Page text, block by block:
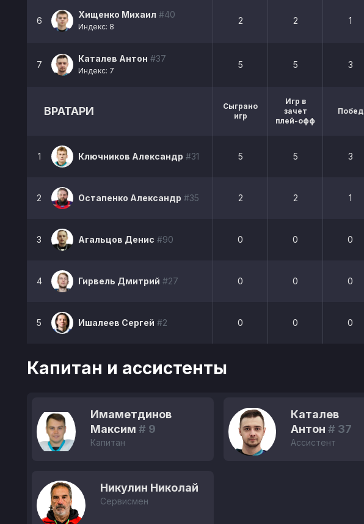
6
Хищенко Михаил #40
Индекс: 8
2 2 1
7
Каталев Антон #37
Индекс: 7
5 5 3
ВРАТАРИ
Сыграно
игр
Игр в
зачет
плей-офф
Побед
1 Ключников Александр #31 5 5 3
2 Остапенко Александр #35 2 2 1
3 Агальцов Денис #90 0 0 0
4 Гирвель Дмитрий #27 0 0 0
5 Ишалеев Сергей #2 0 0 0
Капитан и ассистенты
Имаметдинов
Максим # 9
Капитан
Каталев
Антон # 37
Ассистент
Никулин Николай
Сервисмен